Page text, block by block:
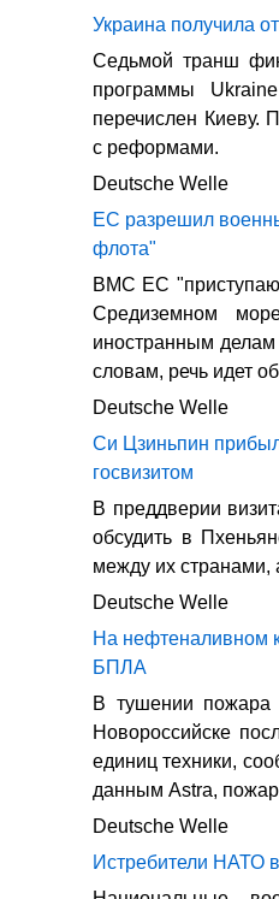
Украина получила
Седьмой транш
программы
перечислен Киеву.
с реформами.
Deutsche Welle
ЕС разрешил
флота"
ВМС ЕС
Средиземном
иностранным
словам, речь идет
Deutsche Welle
Си Цзиньпин
госвизитом
В преддверии
обсудить в
между их странами,
Deutsche Welle
На нефтеналивном
БПЛА
В тушении пожара
Новороссийске
единиц техники,
данным Astra,
Deutsche Welle
Истребители НАТО